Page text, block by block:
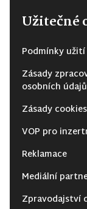
Užitečné
Podmínky
Zásady
osobních údajů
Zásady cookies
VOP pro
Reklamace
Mediální
Zpravodajství